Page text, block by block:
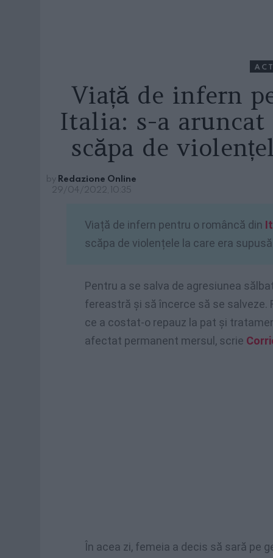
Viață de infern
Italia: s-a aruncat
scăpa de
by Redazione Online
29/04/2022, 10:35
Viață de infern pentru o româncă din
scăpa de violențele la care era supusă.
Pentru a se salva de agresiunea
fereastră și să încerce să se
ce a costat-o repauz la pat și
afectat permanent mersul, scrie
În acea zi, femeia a decis să sară pe